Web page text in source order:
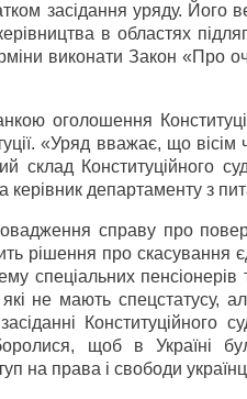
засідання уряду. Його
в областях
виконати Закон «Про
оголошення
«Уряд вважає, що вісім
склад Конституційного
керівник департаменту з
справу про
рішення про скасування
спеціальних
які не мають
Конституційного
щоб в Україні
на права і свободи